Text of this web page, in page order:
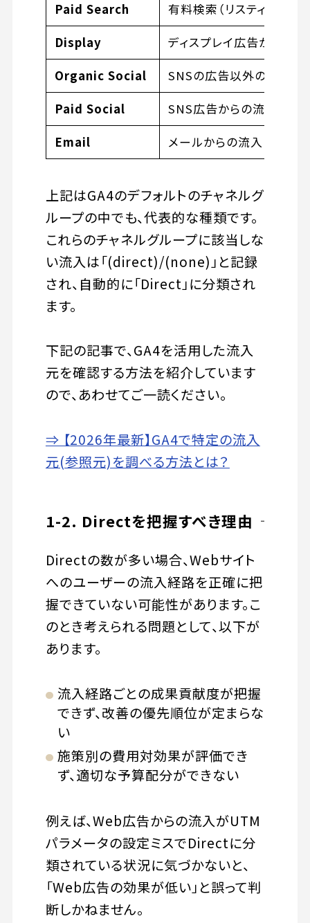
Paid Search
有料検索（リスティング広
Display
ディスプレイ広告からの流
Organic Social
SNSの広告以外のリンク
Paid Social
SNS広告からの流入
Email
メールからの流入
上記はGA4のデフォルトのチャネルグ
ループの中でも、代表的な種類です。
これらのチャネルグループに該当しな
い流入は「(direct)/(none)」と記録
され、自動的に「Direct」に分類され
ます。
下記の記事で、GA4を活用した流入
元を確認する方法を紹介しています
ので、あわせてご一読ください。
⇒ 【2026年最新】GA4で特定の流入
元(参照元)を調べる方法とは？
1-2. Directを把握すべき理由
Directの数が多い場合、Webサイト
へのユーザーの流入経路を正確に把
握できていない可能性があります。こ
のとき考えられる問題として、以下が
あります。
流入経路ごとの成果貢献度が把握
できず、改善の優先順位が定まらな
い
施策別の費用対効果が評価でき
ず、適切な予算配分ができない
例えば、Web広告からの流入がUTM
パラメータの設定ミスでDirectに分
類されている状況に気づかないと、
「Web広告の効果が低い」と誤って判
断しかねません。